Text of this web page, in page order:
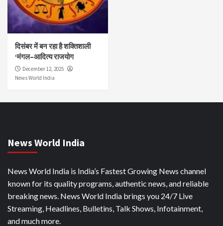
दिसंबर में बन रहा है शक्तिशाली
‘मंगल–आदित्य राजयोग
December 12, 2025
News World India
News World India
News World India is India’s Fastest Growing News channel
known for its quality programs, authentic news, and reliable
breaking news. News World India brings you 24/7 Live
Streaming, Headlines, Bulletins, Talk Shows, Infotainment,
and much more.